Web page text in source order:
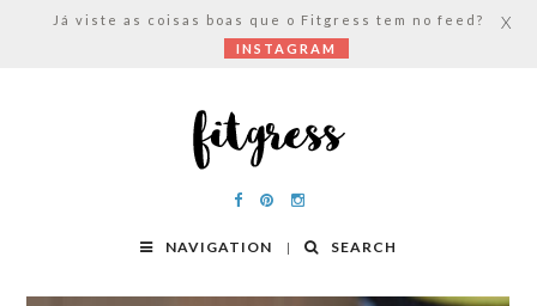
NAVIGATION SEARCH
Já viste as coisas boas que o Fitgress tem no feed?
INSTAGRAM
X